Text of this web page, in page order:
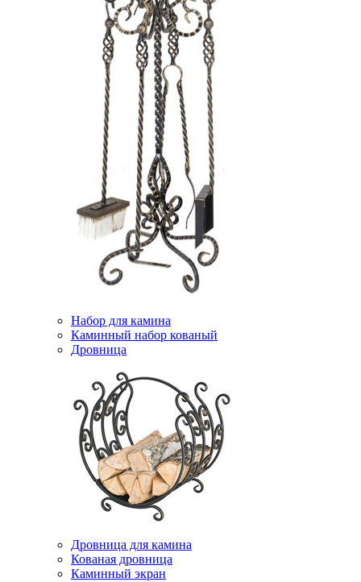
Набор для камина
Каминный набор кованый
Дровница
Дровница для камина
Кованая дровница
Каминный экран